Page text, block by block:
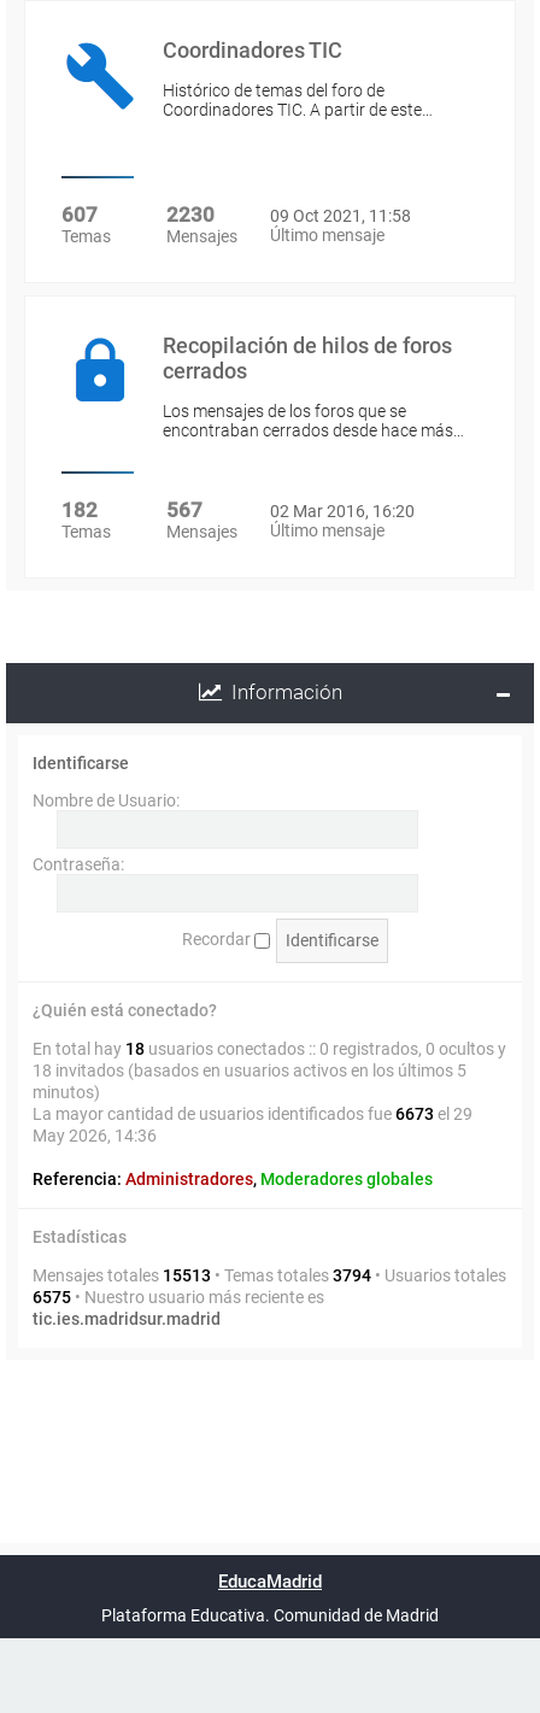
Coordinadores TIC
Histórico de temas del foro de
Coordinadores TIC. A partir de este…
607
Temas
2230
Mensajes
09 Oct 2021, 11:58
Último mensaje
Recopilación de hilos de foros
cerrados
Los mensajes de los foros que se
encontraban cerrados desde hace más…
182
Temas
567
Mensajes
02 Mar 2016, 16:20
Último mensaje
Información
Identificarse
Nombre de Usuario:
Contraseña:
Recordar
¿Quién está conectado?
En total hay 18 usuarios conectados :: 0 registrados, 0 ocultos y
18 invitados (basados en usuarios activos en los últimos 5
minutos)
La mayor cantidad de usuarios identificados fue6673 el 29
May 2026, 14:36
Referencia: Administradores, Moderadores globales
Estadísticas
Mensajes totales 15513 • Temas totales3794 • Usuarios totales
6575 • Nuestro usuario más reciente es
tic.ies.madridsur.madrid
UTC+02:00
phpBB España
EducaMadrid
Plataforma Educativa. Comunidad de Madrid